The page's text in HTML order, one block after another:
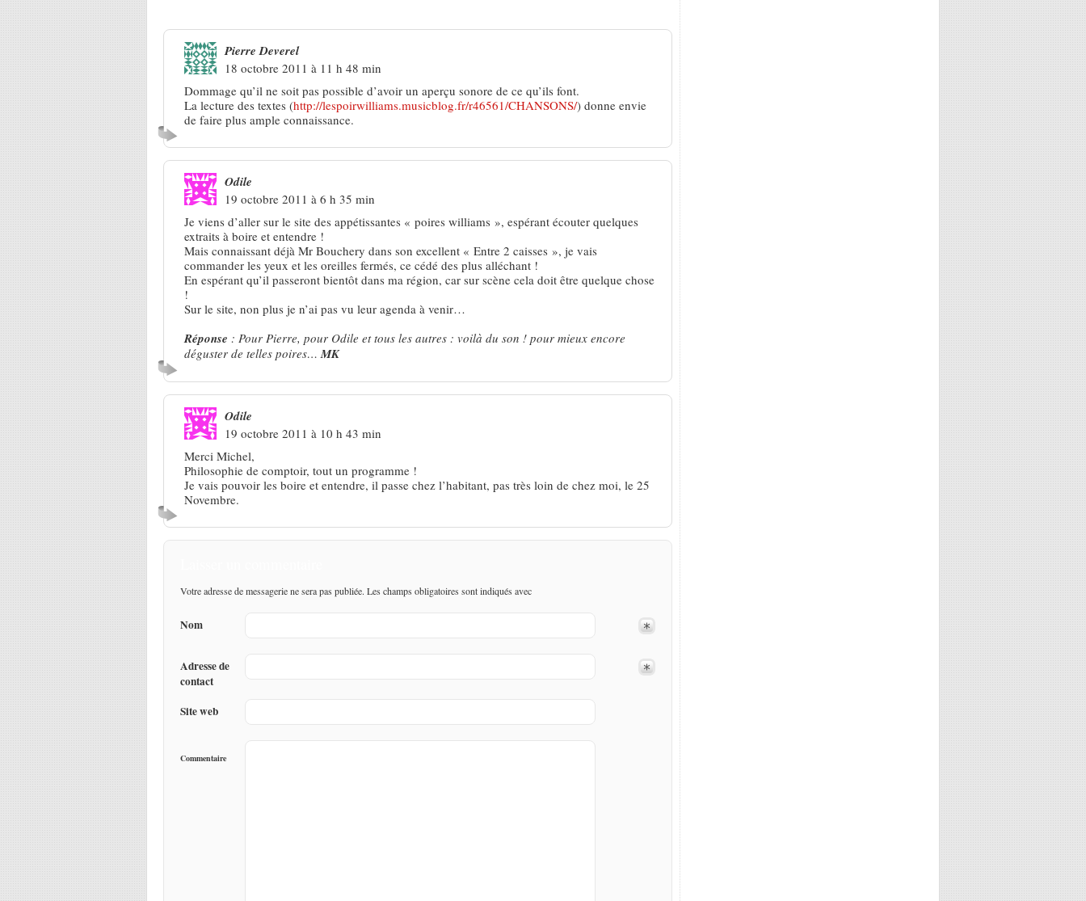
Pierre Deverel
18 octobre 2011 à 11 h 48 min
Dommage qu’il ne soit pas possible d’avoir un aperçu sonore de ce qu’ils font.
La lecture des textes (http://lespoirwilliams.musicblog.fr/r46561/CHANSONS/) donne envie
de faire plus ample connaissance.
Odile
19 octobre 2011 à 6 h 35 min
Je viens d’aller sur le site des appétissantes « poires williams », espérant écouter quelques
extraits à boire et entendre !
Mais connaissant déjà Mr Bouchery dans son excellent « Entre 2 caisses », je vais
commander les yeux et les oreilles fermés, ce cédé des plus alléchant !
En espérant qu’il passeront bientôt dans ma région, car sur scène cela doit être quelque chose
!
Sur le site, non plus je n’ai pas vu leur agenda à venir…
Réponse : Pour Pierre, pour Odile et tous les autres : voilà du son ! pour mieux encore
déguster de telles poires… MK
Odile
19 octobre 2011 à 10 h 43 min
Merci Michel,
Philosophie de comptoir, tout un programme !
Je vais pouvoir les boire et entendre, il passe chez l’habitant, pas très loin de chez moi, le 25
Novembre.
Votre adresse de messagerie ne sera pas publiée. Les champs obligatoires sont indiqués avec
Nom
Adresse de
contact
Site web
Commentaire